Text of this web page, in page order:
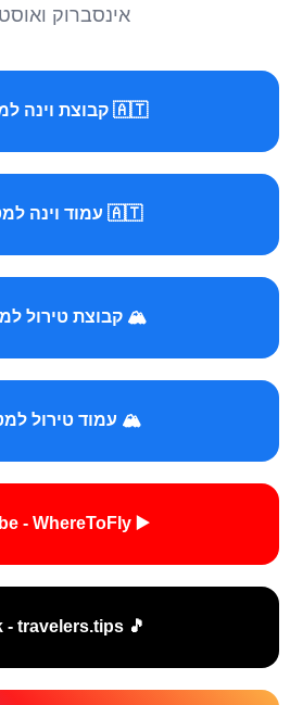
אינסברוק
🇦🇹 קבוצת וינה למטיילים
🇦🇹 עמוד וינה למטיילים
🏔️ קבוצת טירול
🏔️ עמוד טירול
▶️ YouTube - WhereToFly
🎵 TikTok - travelers.tips